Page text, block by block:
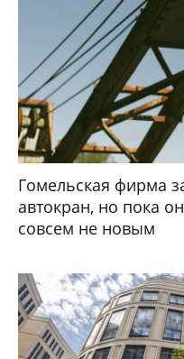
Гомельская фирма
автокран, но пока
совсем не новым